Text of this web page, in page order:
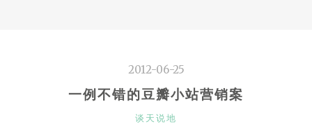
2012-06-25
一例不错的豆瓣小站营销案
CATEGORIES
谈天说地